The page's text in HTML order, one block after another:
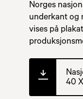
Norges
underkant og
vises på
40